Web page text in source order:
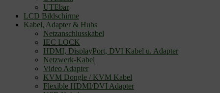
UTEbar
LCD Bildschirme
Kabel, Adapter & Hubs
Netzanschlusskabel
IEC LOCK
HDMI, DisplayPort, DVI Kabel u. Adapter
Netzwerk-Kabel
Video Adapter
KVM Dongle / KVM Kabel
Flexible HDMI/DVI Adapter